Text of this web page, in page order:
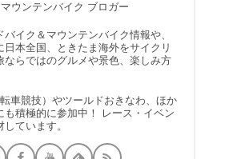
ウンテンバイク ブロガー
イク＆マウンテンバイク情報や、
日本全国、ときたま海外をサイクリ
ならではのグルメや景色、楽しみ方
車競技）やツールドおきなわ、ほか
も積極的に参加中！ レース・イベン
ています。